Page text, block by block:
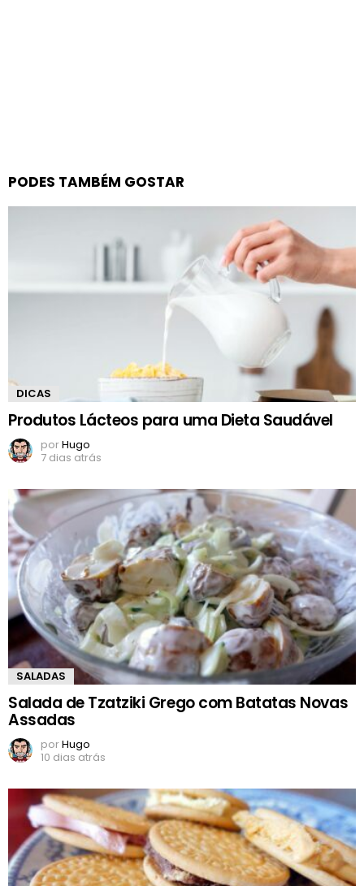
PODES TAMBÉM GOSTAR
DICAS
Produtos Lácteos para uma Dieta Saudável
porHugo
7 dias atrás
SALADAS
Salada de Tzatziki Grego com Batatas Novas
Assadas
porHugo
10 dias atrás